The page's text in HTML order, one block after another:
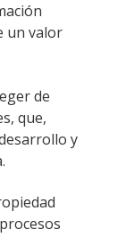
un valor
de
que,
y